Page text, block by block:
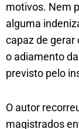
motivos. Nem
alguma
capaz de gerar
o adiamento
previsto pelo
O autor
magistrados